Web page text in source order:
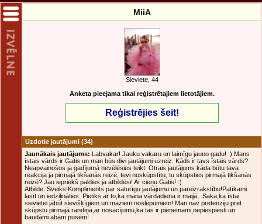
MiiA
Sieviete, 44
Anketa pieejama tikai reģistrētajiem lietotājiem.
Reģistrējies šeit!
Uzdotie jautājumi (34)
Jaunākais jautājums: Labvakar! Jauku vakaru un laimīgu jauno gadu! :) Mans
īstais vārds ir Gatis un man būs divi jautājumi uzreiz. Kāds ir tavs īstais vārds?
Neapvainošos ja gadījumā nevēlēsies teikt. Otrais jautājums kāda būtu tava
reakcija ja pirmajā tikšanās reizē, tevi noskūpstītu, tu skūpsties pirmajā tikšanās
reizē? Jau iepriekš paldies ja atbildēsi! Ar cieņu Gatis! :)
Atbilde: Sveiks!Kompliments par saturīgu jautājumu un pareizrakstību!Patīkami
lasīt un iedziļināties. Pietiks ar to,ka mana vārdadiena ir maijā...Saka,ka īstai
sievietei jābūt sievišķīgiem un maziem noslēpumiem! Man nav pretenziju pret
skūpstu pirmajā randiņā,ar nosacījumu,ka tas ir pieņemami,nepiespiesti un
baudāmi abām pusēm!